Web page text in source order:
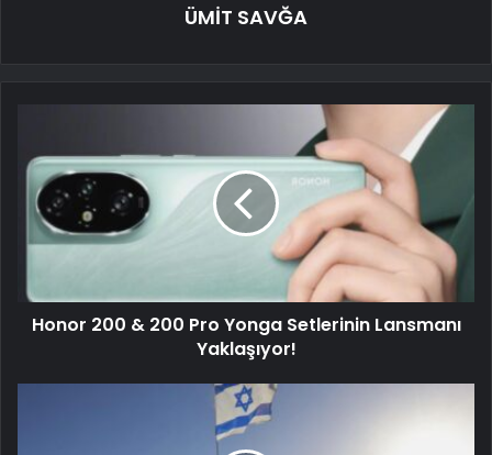
ÜMİT SAVĞA
Honor 200 & 200 Pro Yonga Setlerinin Lansmanı
Yaklaşıyor!